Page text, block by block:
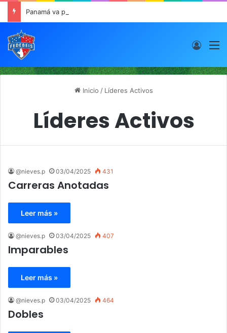
Panamá va por el oro este viernes en JCDC
Inicio / Líderes Activos
Líderes Activos
@nieves.p 03/04/2025 431
Carreras Anotadas
Leer más »
@nieves.p 03/04/2025 407
Imparables
Leer más »
@nieves.p 03/04/2025 464
Dobles